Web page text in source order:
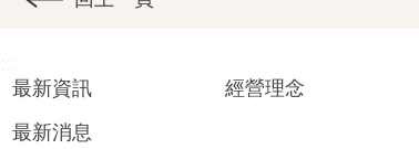
最新資訊
最新消息
經營理念